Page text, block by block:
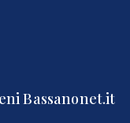
Bassanonet.it